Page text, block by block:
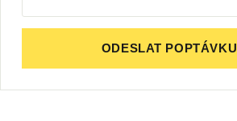
ODESLAT POPTÁVKU